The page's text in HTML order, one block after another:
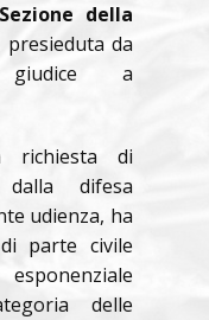
della
presieduta da
giudice a
richiesta di
dalla difesa
udienza, ha
parte civile
delle